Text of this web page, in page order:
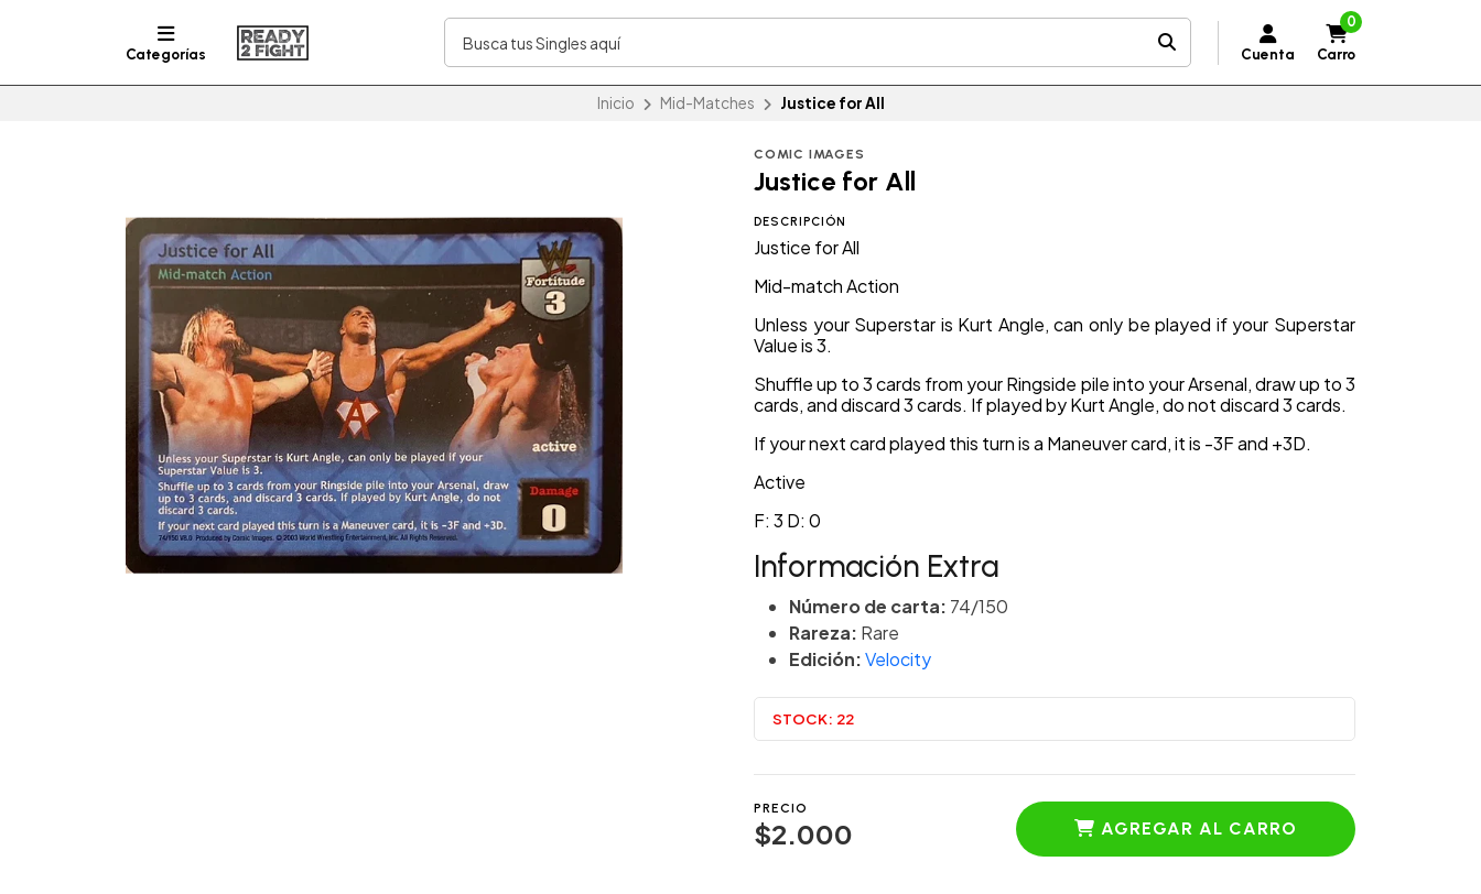
Categorías Cuenta
0
Carro
Inicio Mid-Matches Justice for All
COMIC IMAGES
Justice for All
DESCRIPCIÓN
Justice for All
Mid-match Action
Unless your Superstar is Kurt Angle, can only be played if your Superstar
Value is 3.
Shuffle up to 3 cards from your Ringside pile into your Arsenal, draw up to 3
cards, and discard 3 cards. If played by Kurt Angle, do not discard 3 cards.
If your next card played this turn is a Maneuver card, it is -3F and +3D.
Active
F: 3 D: 0
Información Extra
Número de carta: 74/150
Rareza: Rare
Edición:Velocity
STOCK: 22
PRECIO
$2.000 AGREGAR AL CARRO